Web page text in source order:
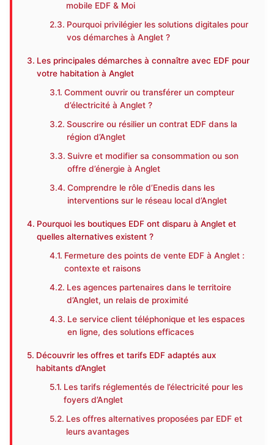
mobile EDF & Moi
Pourquoi privilégier les solutions digitales pour
vos démarches à Anglet ?
Les principales démarches à connaître avec EDF pour
votre habitation à Anglet
Comment ouvrir ou transférer un compteur
d’électricité à Anglet ?
Souscrire ou résilier un contrat EDF dans la
région d’Anglet
Suivre et modifier sa consommation ou son
offre d’énergie à Anglet
Comprendre le rôle d’Enedis dans les
interventions sur le réseau local d’Anglet
Pourquoi les boutiques EDF ont disparu à Anglet et
quelles alternatives existent ?
Fermeture des points de vente EDF à Anglet :
contexte et raisons
Les agences partenaires dans le territoire
d’Anglet, un relais de proximité
Le service client téléphonique et les espaces
en ligne, des solutions efficaces
Découvrir les offres et tarifs EDF adaptés aux
habitants d’Anglet
Les tarifs réglementés de l’électricité pour les
foyers d’Anglet
Les offres alternatives proposées par EDF et
leurs avantages